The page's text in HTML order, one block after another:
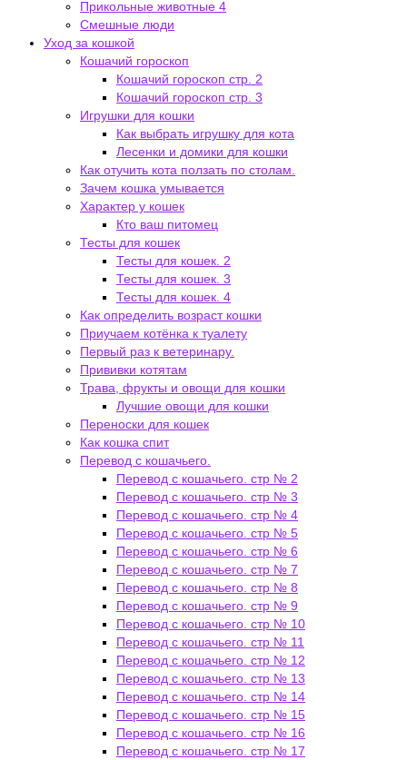
Прикольные животные 4
Смешные люди
Уход за кошкой
Кошачий гороскоп
Кошачий гороскоп стр. 2
Кошачий гороскоп стр. 3
Игрушки для кошки
Как выбрать игрушку для кота
Лесенки и домики для кошки
Как отучить кота ползать по столам.
Зачем кошка умывается
Характер у кошек
Кто ваш питомец
Тесты для кошек
Тесты для кошек. 2
Тесты для кошек. 3
Тесты для кошек. 4
Как определить возраст кошки
Приучаем котёнка к туалету
Первый раз к ветеринару.
Прививки котятам
Трава, фрукты и овощи для кошки
Лучшие овощи для кошки
Переноски для кошек
Как кошка спит
Перевод с кошачьего.
Перевод с кошачьего. стр № 2
Перевод с кошачьего. стр № 3
Перевод с кошачьего. стр № 4
Перевод с кошачьего. стр № 5
Перевод с кошачьего. стр № 6
Перевод с кошачьего. стр № 7
Перевод с кошачьего. стр № 8
Перевод с кошачьего. стр № 9
Перевод с кошачьего. стр № 10
Перевод с кошачьего. стр № 11
Перевод с кошачьего. стр № 12
Перевод с кошачьего. стр № 13
Перевод с кошачьего. стр № 14
Перевод с кошачьего. стр № 15
Перевод с кошачьего. стр № 16
Перевод с кошачьего. стр № 17